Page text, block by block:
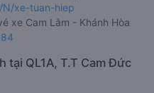
xe-tuan-hiep
xe Cam Lâm - Khánh Hòa
tại QL1A, T.T Cam Đức